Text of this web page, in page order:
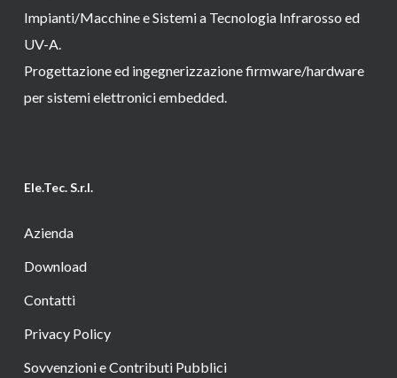
Impianti/Macchine e Sistemi a Tecnologia Infrarosso ed
UV-A.
Progettazione ed ingegnerizzazione firmware/hardware
per sistemi elettronici embedded.
Ele.Tec. S.r.l.
Azienda
Download
Contatti
Privacy Policy
Sovvenzioni e Contributi Pubblici